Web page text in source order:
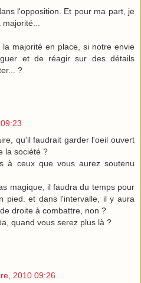
l'opposition. Et pour ma part, je
majorité en place, si notre envie
et de réagir sur des détails
?
qu'il faudrait garder l'oeil ouvert
la société ?
à ceux que vous aurez soutenu
magique, il faudra du temps pour
pied. et dans l'intervalle, il y aura
droite à combattre, non ?
quand vous serez plus là ?
2010 09:26